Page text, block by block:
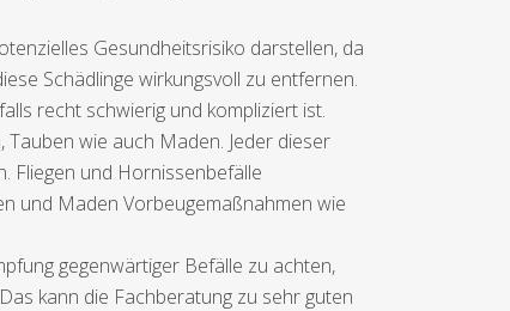
Gesundheitsrisiko darstellen, da
Schädlinge wirkungsvoll zu entfernen.
recht schwierig und kompliziert ist.
wie auch Maden. Jeder dieser
Fliegen und Hornissenbefälle
und Maden Vorbeugemaßnahmen wie
gegenwärtiger Befälle zu achten,
kann die Fachberatung zu sehr guten